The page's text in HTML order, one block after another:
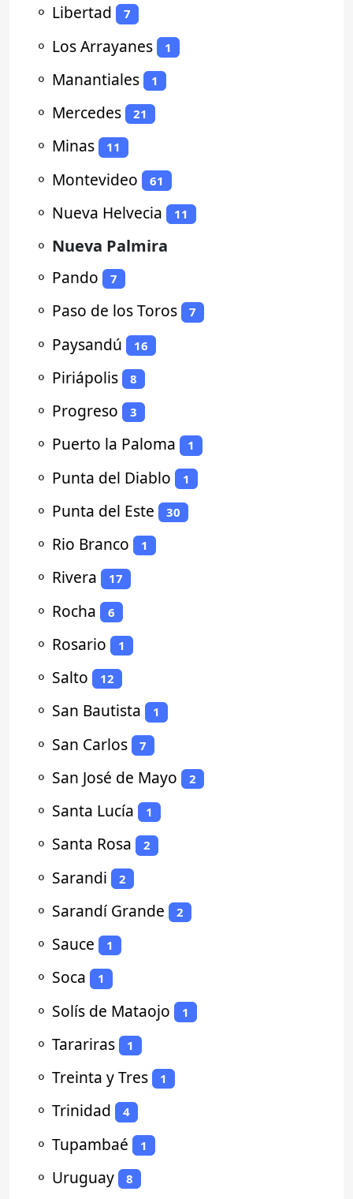
⚬ Libertad 7
⚬ Los Arrayanes 1
⚬ Manantiales 1
⚬ Mercedes 21
⚬ Minas 11
⚬ Montevideo 61
⚬ Nueva Helvecia 11
⚬ Nueva Palmira
⚬ Pando 7
⚬ Paso de los Toros 7
⚬ Paysandú 16
⚬ Piriápolis 8
⚬ Progreso 3
⚬ Puerto la Paloma 1
⚬ Punta del Diablo 1
⚬ Punta del Este 30
⚬ Rio Branco 1
⚬ Rivera 17
⚬ Rocha 6
⚬ Rosario 1
⚬ Salto 12
⚬ San Bautista 1
⚬ San Carlos 7
⚬ San José de Mayo 2
⚬ Santa Lucía 1
⚬ Santa Rosa 2
⚬ Sarandi 2
⚬ Sarandí Grande 2
⚬ Sauce 1
⚬ Soca 1
⚬ Solís de Mataojo 1
⚬ Tarariras 1
⚬ Treinta y Tres 1
⚬ Trinidad 4
⚬ Tupambaé 1
⚬ Uruguay 8